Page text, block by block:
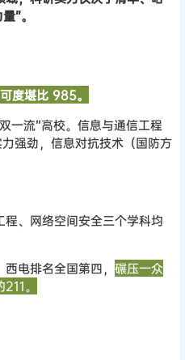
”。
度堪比 985。
一流”高校。信息与通信工程
强劲，信息对抗技术（国防方
、网络空间安全三个学科均
电排名全国第四， 碾压一众
。